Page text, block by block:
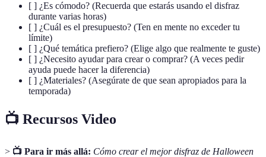
[ ] ¿Es cómodo? (Recuerda que estarás usando el disfraz
durante varias horas)
[ ] ¿Cuál es el presupuesto? (Ten en mente no exceder tu
límite)
[ ] ¿Qué temática prefiero? (Elige algo que realmente te guste)
[ ] ¿Necesito ayudar para crear o comprar? (A veces pedir
ayuda puede hacer la diferencia)
[ ] ¿Materiales? (Asegúrate de que sean apropiados para la
temporada)
📺 Recursos Video
> 📺 Para ir más allá: Cómo crear el mejor disfraz de Halloween